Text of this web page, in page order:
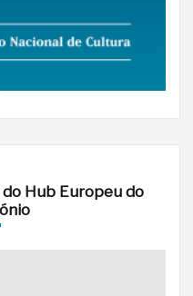
Hub Europeu do